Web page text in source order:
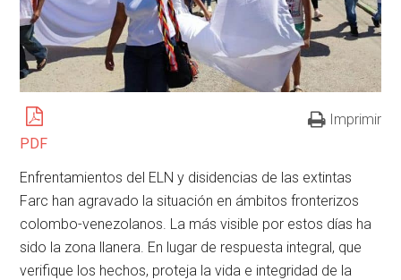
PDF
Imprimir
Enfrentamientos del ELN y disidencias de las extintas
Farc han agravado la situación en ámbitos fronterizos
colombo-venezolanos. La más visible por estos días ha
sido la zona llanera. En lugar de respuesta integral, que
verifique los hechos, proteja la vida e integridad de la